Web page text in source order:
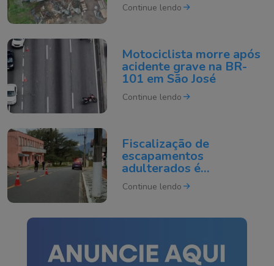
Continue lendo
Motociclista morre após
acidente grave na BR-
101 em São José
Continue lendo
Fiscalização de
escapamentos
adulterados é
intensificada em Tubarão
Continue lendo